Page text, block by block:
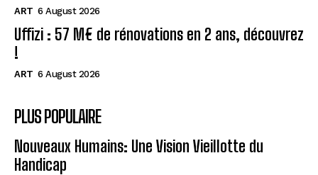
ART 6 August 2026
Uffizi : 57 M€ de rénovations en 2 ans, découvrez
!
ART 6 August 2026
PLUS POPULAIRE
Nouveaux Humains: Une Vision Vieillotte du
Handicap